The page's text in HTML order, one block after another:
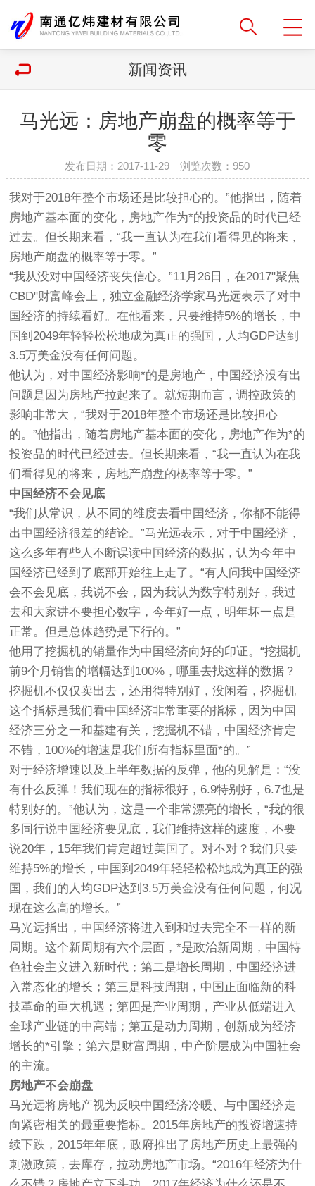
新闻资讯
马光远：房地产崩盘的概率等于
零
发布日期：2017-11-29 浏览次数： 950
我对于2018年整个市场还是比较担心的。”他指出，随着
房地产基本面的变化，房地产作为*的投资品的时代已经
过去。但长期来看，“我一直认为在我们看得见的将来，
房地产崩盘的概率等于零。”
“我从没对中国经济丧失信心。”11月26日，在2017"聚焦
CBD"财富峰会上，独立金融经济学家马光远表示了对中
国经济的持续看好。在他看来，只要维持5%的增长，中
国到2049年轻轻松松地成为真正的强国，人均GDP达到
3.5万美金没有任何问题。
他认为，对中国经济影响*的是房地产，中国经济没有出
问题是因为房地产拉起来了。就短期而言，调控政策的
影响非常大，“我对于2018年整个市场还是比较担心
的。”他指出，随着房地产基本面的变化，房地产作为*的
投资品的时代已经过去。但长期来看，“我一直认为在我
们看得见的将来，房地产崩盘的概率等于零。”
中国经济不会见底
“我们从常识，从不同的维度去看中国经济，你都不能得
出中国经济很差的结论。”马光远表示，对于中国经济，
这么多年有些人不断误读中国经济的数据，认为今年中
国经济已经到了底部开始往上走了。“有人问我中国经济
会不会见底，我说不会，因为我认为数字特别好，我过
去和大家讲不要担心数字，今年好一点，明年坏一点是
正常。但是总体趋势是下行的。”
他用了挖掘机的销量作为中国经济向好的印证。“挖掘机
前9个月销售的增幅达到100%，哪里去找这样的数据？
挖掘机不仅仅卖出去，还用得特别好，没闲着，挖掘机
这个指标是我们看中国经济非常重要的指标，因为中国
经济三分之一和基建有关，挖掘机不错，中国经济肯定
不错，100%的增速是我们所有指标里面*的。”
对于经济增速以及上半年数据的反弹，他的见解是：“没
有什么反弹！我们现在的指标很好，6.9特别好，6.7也是
特别好的。”他认为，这是一个非常漂亮的增长，“我的很
多同行说中国经济要见底，我们维持这样的速度，不要
说20年，15年我们肯定超过美国了。对不对？我们只要
维持5%的增长，中国到2049年轻轻松松地成为真正的强
国，我们的人均GDP达到3.5万美金没有任何问题，何况
现在这么高的增长。”
马光远指出，中国经济将进入到和过去完全不一样的新
周期。这个新周期有六个层面，*是政治新周期，中国特
色社会主义进入新时代；第二是增长周期，中国经济进
入常态化的增长；第三是科技周期，中国正面临新的科
技革命的重大机遇；第四是产业周期，产业从低端进入
全球产业链的中高端；第五是动力周期，创新成为经济
增长的*引擎；第六是财富周期，中产阶层成为中国社会
的主流。
房地产不会崩盘
马光远将房地产视为反映中国经济冷暖、与中国经济走
向紧密相关的最重要指标。2015年房地产的投资增速持
续下跌，2015年年底，政府推出了房地产历史上最强的
刺激政策，去库存，拉动房地产市场。“2016年经济为什